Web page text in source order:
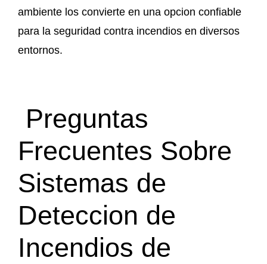
ambiente los convierte en una opcion confiable
para la seguridad contra incendios en diversos
entornos.
Preguntas
Frecuentes Sobre
Sistemas de
Deteccion de
Incendios de